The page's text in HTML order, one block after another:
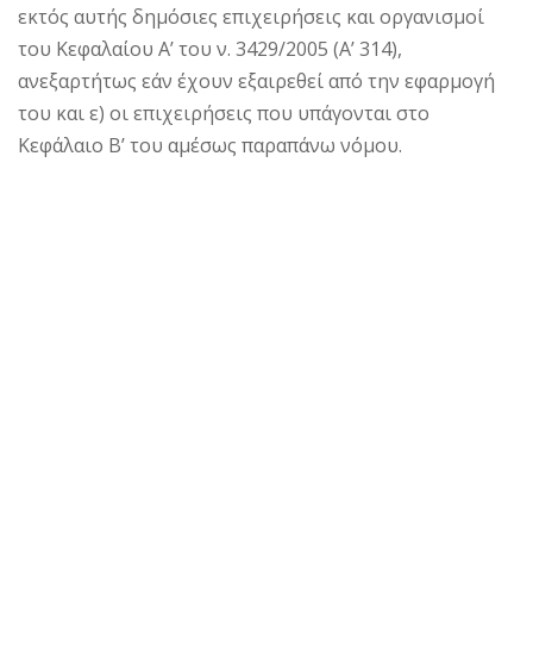
εκτός αυτής δημόσιες επιχειρήσεις και οργανισμοί
του Κεφαλαίου Α’ του ν. 3429/2005 (Α’ 314),
ανεξαρτήτως εάν έχουν εξαιρεθεί από την εφαρμογή
του και ε) οι επιχειρήσεις που υπάγονται στο
Κεφάλαιο Β’ του αμέσως παραπάνω νόμου.